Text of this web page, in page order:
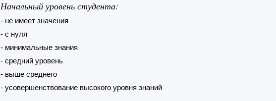
Начальный уровень студента:
- не имеет значения
- с нуля
- минимальные знания
- средний уровень
- выше среднего
- усовершенствование высокого уровня знаний